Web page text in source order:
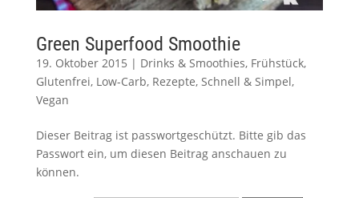
Green Superfood Smoothie
19. Oktober 2015 | Drinks & Smoothies, Frühstück,
Glutenfrei, Low-Carb, Rezepte, Schnell & Simpel,
Vegan
Dieser Beitrag ist passwortgeschützt. Bitte gib das
Passwort ein, um diesen Beitrag anschauen zu
können.